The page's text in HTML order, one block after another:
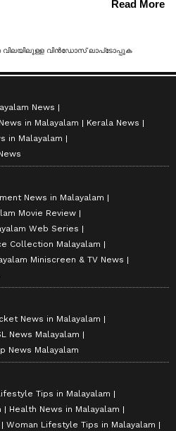
News
in Malayalam
Kerala News
in Malayalam
News in Malayalam
Movie Review
Web Series
Collection Malayalam
Miniscreen & TV News
News in Malayalam
News Malayalam
News Malayalam
Tips in Malayalam
Health News in Malayalam
Woman Lifestyle Tips in Malayalam